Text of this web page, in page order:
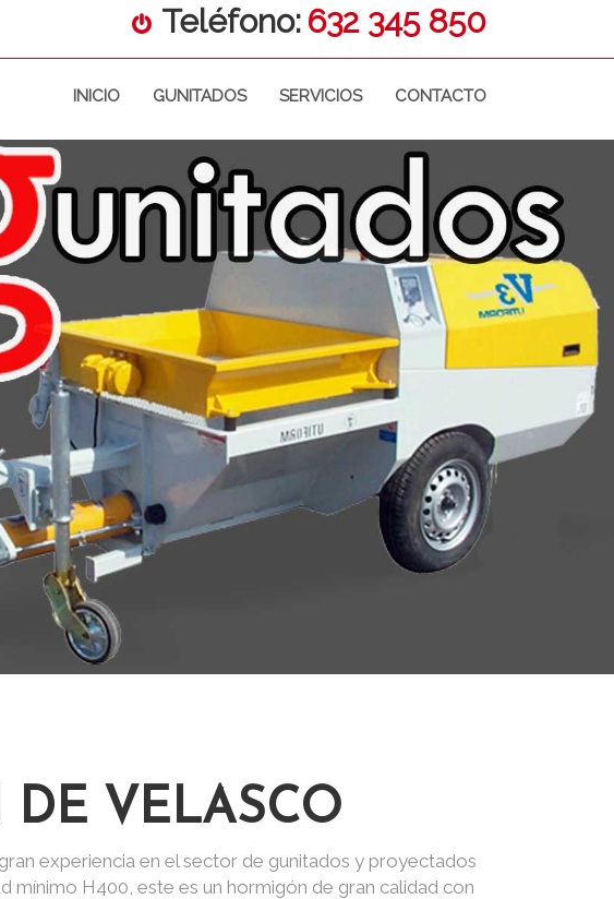
Teléfono: 632 345 850
INICIO GUNITADOS SERVICIOS CONTACTO
DE VELASCO
experiencia en el sector de gunitados y proyectados
mínimo H400, este es un hormigón de gran calidad con